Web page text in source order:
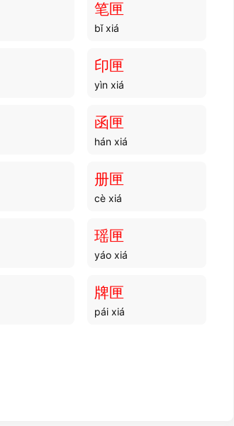
骨脉
骨架
骨学
骨貌
骨感
骨采
笔匣
bǐ xiá
印匣
yìn xiá
函匣
hán xiá
册匣
cè xiá
瑶匣
yáo xiá
牌匣
pái xiá